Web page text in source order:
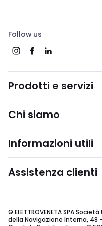
Follow us
Prodotti e servizi
Chi siamo
Informazioni utili
Assistenza clienti
© ELETTROVENETA SPA
della Navigazione Interna, 48 -